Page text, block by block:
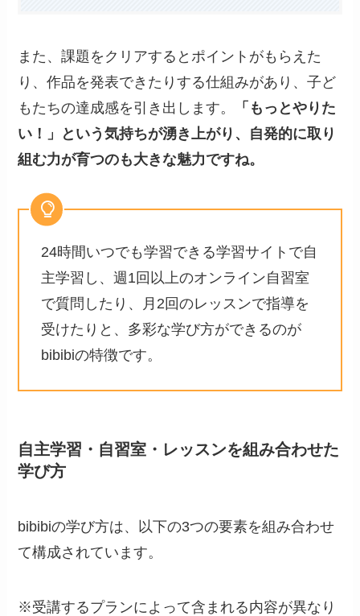
また、課題をクリアするとポイントがもらえた
り、作品を発表できたりする仕組みがあり、子ど
もたちの達成感を引き出します。
「もっとやりた
い！」という気持ちが湧き上がり、自発的に取り
組む力が育つのも大きな魅力ですね。
24時間いつでも学習できる学習サイトで自
主学習し、週1回以上のオンライン自習室
で質問したり、月2回のレッスンで指導を
受けたりと、多彩な学び方ができるのが
bibibiの特徴です。
自主学習・自習室・レッスンを組み合わせた
学び方
bibibiの学び方は、以下の3つの要素を組み合わせ
て構成されています。
※受講するプランによって含まれる内容が異なり